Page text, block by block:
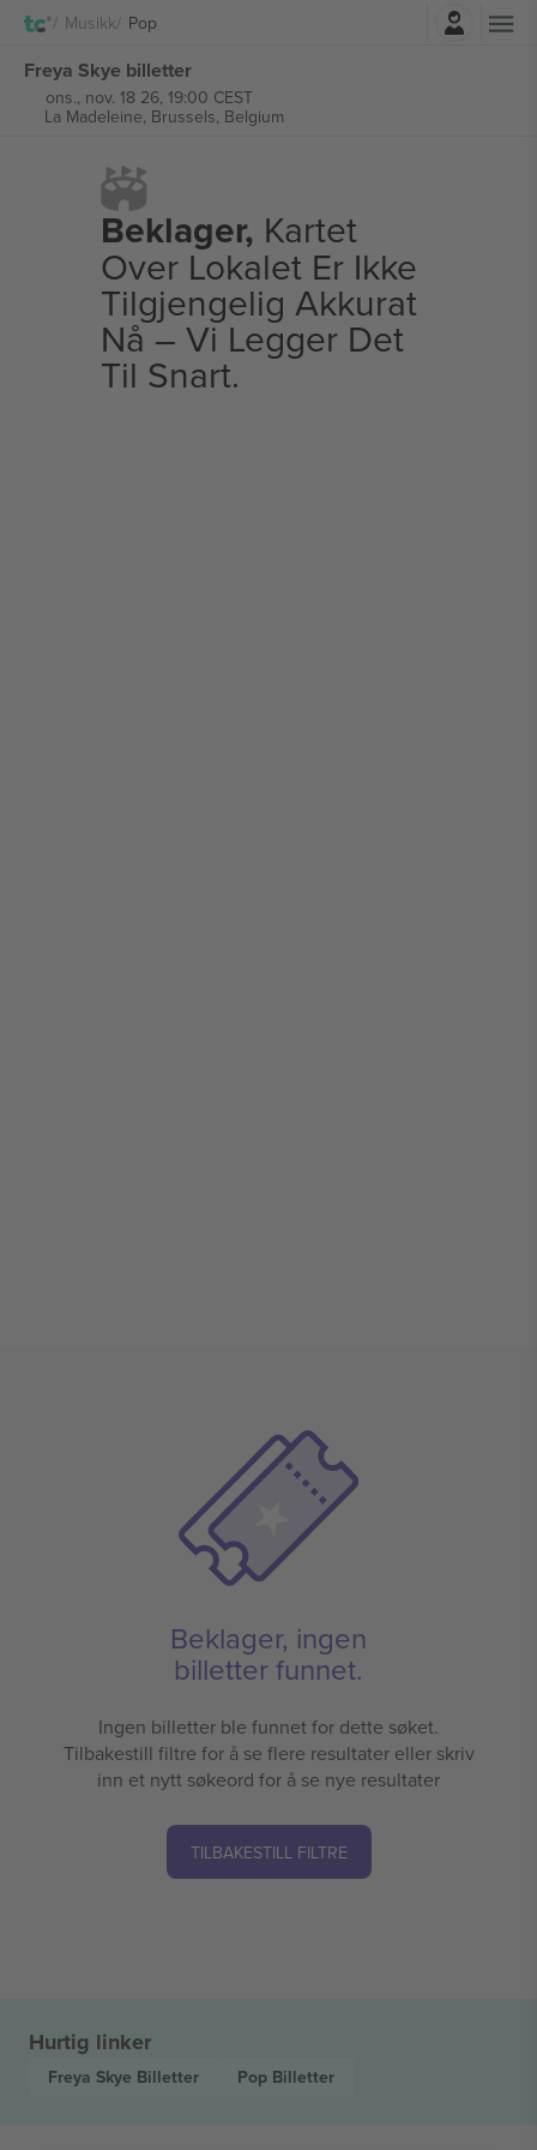
Musikk Pop
Freya Skye billetter
ons., nov. 18 26, 19:00 CEST
La Madeleine, Brussels, Belgium
Beklager, Kartet
Over Lokalet Er Ikke
Tilgjengelig Akkurat
Nå – Vi Legger Det
Til Snart.
Beklager, ingen
billetter funnet.
Ingen billetter ble funnet for dette søket.
Tilbakestill filtre for å se flere resultater eller skriv
inn et nytt søkeord for å se nye resultater
TILBAKESTILL FILTRE
Hurtig linker
Freya Skye Billetter Pop Billetter